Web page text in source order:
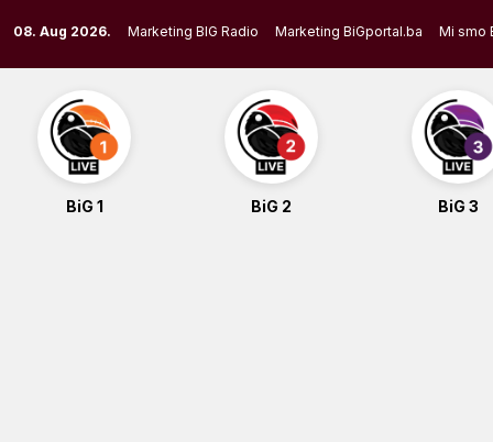
to
content
08. Aug 2026. Marketing BIG Radio Marketing BiGportal.ba Mi smo
BiG 1 BiG 2 BiG 3